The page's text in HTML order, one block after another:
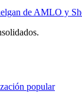
de AMLO y
popular